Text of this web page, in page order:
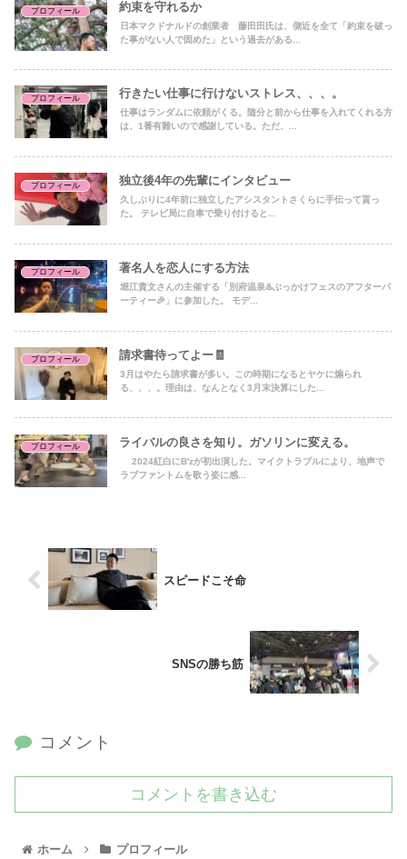
プロフィール 約束を守れるか
日本マクドナルドの創業者 藤田田氏は、側近を全て「約束を破っ
た事がない人で固めた」という過去がある...
プロフィール 行きたい仕事に行けないストレス、、、。
仕事はランダムに依頼がくる。随分と前から仕事を入れてくれる方
は、1番有難いので感謝している。ただ、...
プロフィール 独立後4年の先輩にインタビュー
久しぶりに4年前に独立したアシスタントさくらに手伝って貰っ
た。 テレビ局に自車で乗り付けると...
プロフィール 著名人を恋人にする方法
堀江貴文さんの主催する「別府温泉♨️ぶっかけフェスのアフターパ
ーティー🎉」に参加した。 モデ...
プロフィール 請求書待ってよー🧾
3月はやたら請求書が多い。この時期になるとヤケに煽られ
る、、、。理由は、なんとなく3月末決算にした...
プロフィール ライバルの良さを知り。ガソリンに変える。
2024紅白にB'zが初出演した。マイクトラブルにより、地声で
ラブファントムを歌う姿に感...
スピードこそ命
SNSの勝ち筋
コメント
コメントを書き込む
ホーム プロフィール